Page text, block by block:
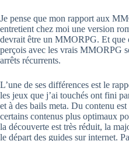
Je pense que mon rapport aux
entretient chez moi une version
devrait être un MMORPG. Et que
perçois avec les vrais MMORPG
arrêts récurrents.
L’une de ses différences est le
les jeux que j’ai touchés ont fini
et à des bails meta. Du contenu
certains contenus plus optimaux
la découverte est très réduit, la
le départ des guides sur internet.